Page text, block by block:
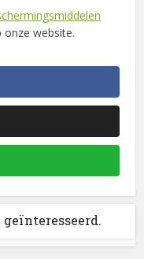
onze website.